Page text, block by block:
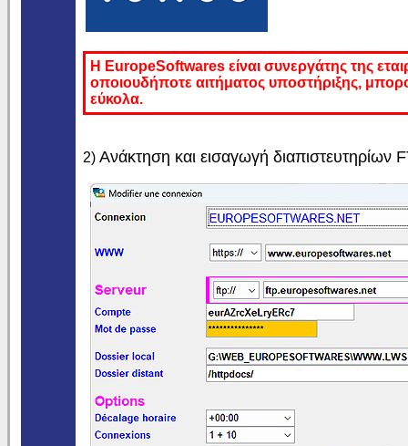
Η EuropeSoftwares είναι συνεργάτης της
οποιουδήποτε αιτήματος υποστήριξης,
εύκολα.
2) Ανάκτηση και εισαγωγή